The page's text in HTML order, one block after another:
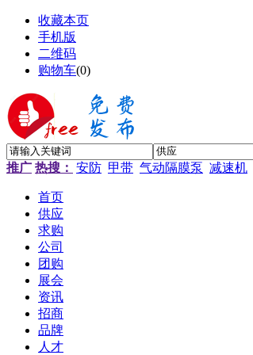
收藏本页
手机版
二维码
购物车(0)
推广 热搜： 安防 甲带 气动隔膜泵 减速机
首页
供应
求购
公司
团购
展会
资讯
招商
品牌
人才